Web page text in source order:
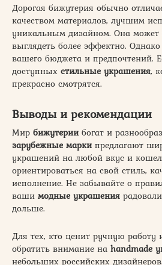
Дорогая бижутерия обычно
качеством материалов, лучшим
уникальным дизайном. Она
выглядеть более эффектно.
вашего бюджета и предпочтений.
доступных стильные украшения,
прекрасно смотрятся.
Выводы и рекомендации
Мир бижутериибогат и
зарубежные маркипредлагают
украшений на любой вкус и
ориентироваться на свой стиль,
исполнение. Не забывайте о
ваши модные украшения
дольше.
Для тех, кто ценит ручную работу
обратить внимание на handmade
небольших российских